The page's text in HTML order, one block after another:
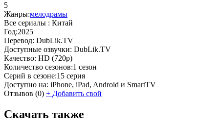
5
Жанры:мелодрамы
Все сериалы : Китай
Год:2025
Перевод: DubLik.TV
Доступные озвучки: DubLik.TV
Качество: HD (720p)
Количество сезонов:1 сезон
Серий в сезоне:15 серия
Доступно на: iPhone, iPad, Android и SmartTV
Отзывов (0) + Добавить свой
Скачать также